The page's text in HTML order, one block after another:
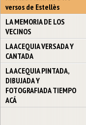
versos de Estellès
LA MEMORIA DE LOS
VECINOS
LA ACEQUIA VERSADA Y
CANTADA
LA ACEQUIA PINTADA,
DIBUJADA Y
FOTOGRAFIADA TIEMPO
ACÁ